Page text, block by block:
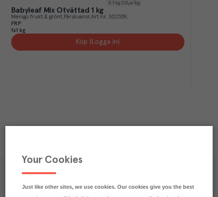
0.1 kg CO₂e/kg
Babyleaf Mix Otvättad 1 kg
Menigo frukt & grönt Färskvaror Art.nr. 302559
FRP
1x1 kg
Köp (Logga in)
Your Cookies
Just like other sites, we use cookies. Our cookies give you the best